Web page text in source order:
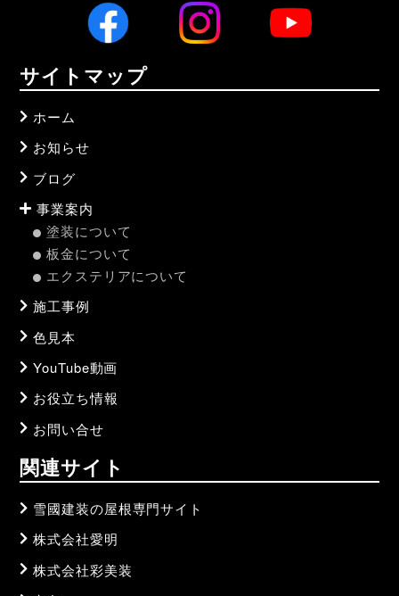
サイトマップ
ホーム
お知らせ
ブログ
事業案内
塗装について
板金について
エクステリアについて
施工事例
色見本
YouTube動画
お役立ち情報
お問い合せ
関連サイト
雪國建装の屋根専門サイト
株式会社愛明
株式会社彩美装